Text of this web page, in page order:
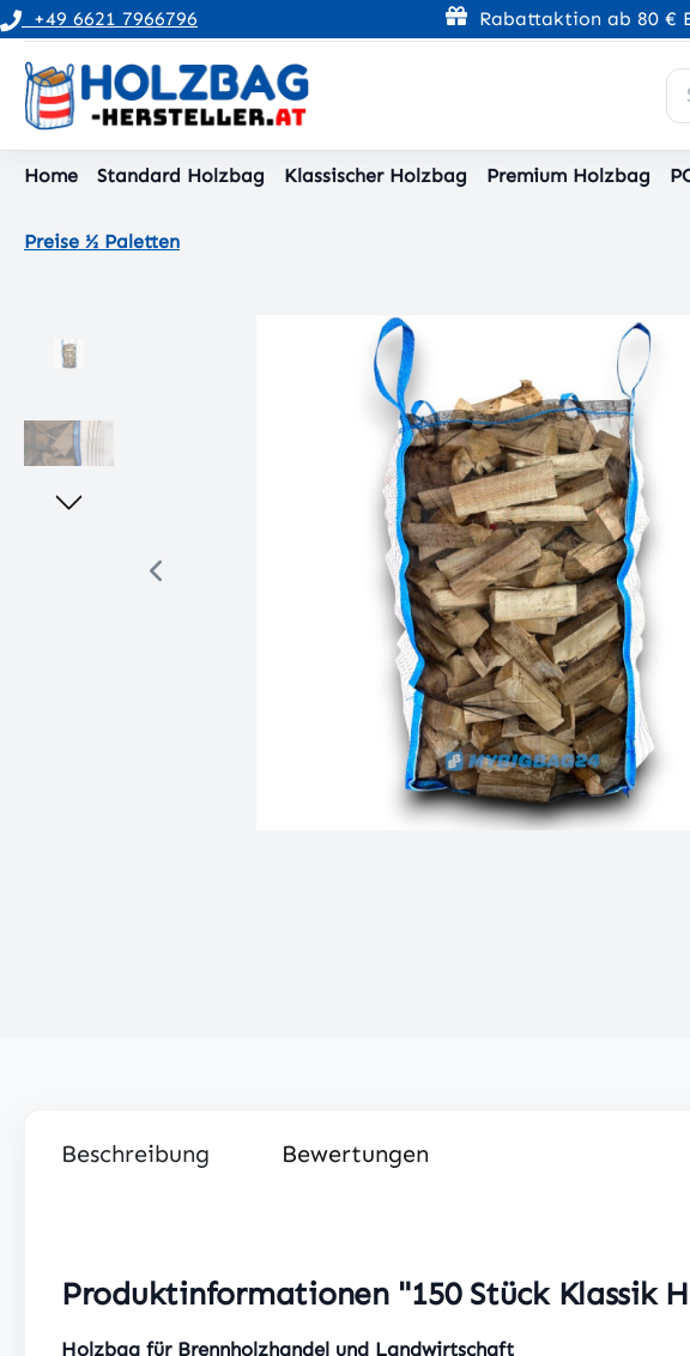
Zur Hauptnavigation springen
+49 6621 7966796 Rabattaktion ab 80 €
Home Standard Holzbag Klassischer Holzbag Premium Holzbag
Preise ½ Paletten
Beschreibung Bewertungen
Produktinformationen "150 Stück Klassik
Holzbag für Brennholzhandel und Landwirtschaft